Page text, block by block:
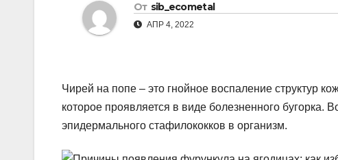
От sib_ecometal
АПР 4, 2022
Чирей на попе – это гнойное воспаление структур
которое проявляется в виде болезненного бугорка.
эпидермального стафилококков в организм.